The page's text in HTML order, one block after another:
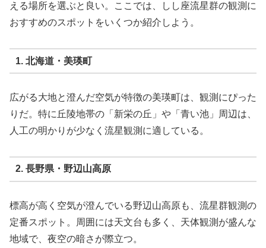
える場所を選ぶと良い。ここでは、しし座流星群の観測に
おすすめのスポットをいくつか紹介しよう。
1. 北海道・美瑛町
広がる大地と澄んだ空気が特徴の美瑛町は、観測にぴった
りだ。特に丘陵地帯の「新栄の丘」や「青い池」周辺は、
人工の明かりが少なく流星観測に適している。
2. 長野県・野辺山高原
標高が高く空気が澄んでいる野辺山高原も、流星群観測の
定番スポット。周囲には天文台も多く、天体観測が盛んな
地域で、夜空の暗さが際立つ。